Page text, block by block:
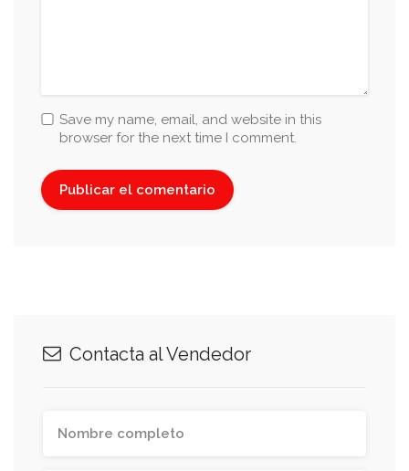
Save my name, email, and website in this
browser for the next time I comment.
Contacta al Vendedor